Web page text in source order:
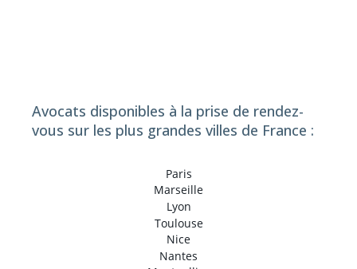
Avocats disponibles à la prise de rendez-
vous sur les plus grandes villes de France :
Paris
Marseille
Lyon
Toulouse
Nice
Nantes